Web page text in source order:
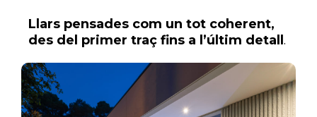
Llars pensades com un tot coherent,
des del primer traç fins a l’últim detall.